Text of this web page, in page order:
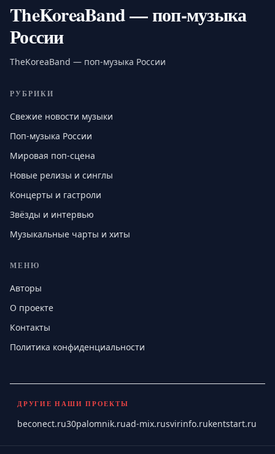
TheKoreaBand — поп-музыка
России
TheKoreaBand — поп-музыка России
РУБРИКИ
Свежие новости музыки
Поп-музыка России
Мировая поп-сцена
Новые релизы и синглы
Концерты и гастроли
Звёзды и интервью
Музыкальные чарты и хиты
МЕНЮ
Авторы
О проекте
Контакты
Политика конфиденциальности
ДРУГИЕ НАШИ ПРОЕКТЫ
beconect.ru30palomnik.ruad-mix.rusvirinfo.rukentstart.ru